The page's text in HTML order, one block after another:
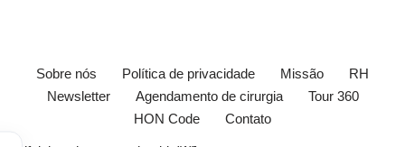
Sobre nós Política de privacidade Missão
RH
Newsletter
Agendamento de cirurgia
Tour 360
HON Code
Contato